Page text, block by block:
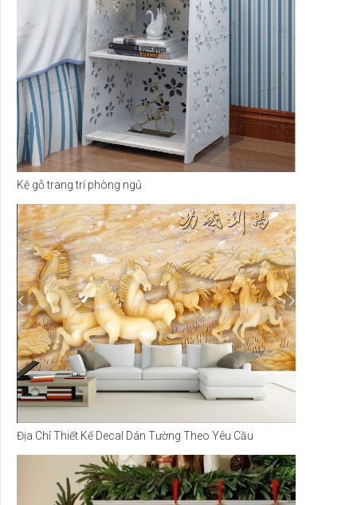
Kệ gỗ trang trí phòng ngủ
Địa Chỉ Thiết Kế Decal Dán Tường Theo Yêu Cầu